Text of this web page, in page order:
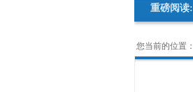
重磅阅读:
您当前的位置：